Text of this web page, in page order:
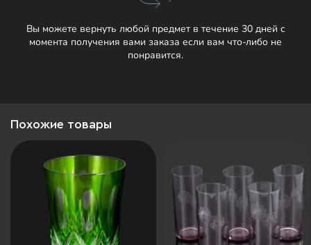
Вы можете вернуть любой предмет в течение 30 дней с
момента получения вами заказа если вам что-либо не
понравится.
Похожие товары